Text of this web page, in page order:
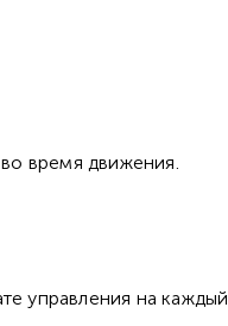
время движения.
управления на